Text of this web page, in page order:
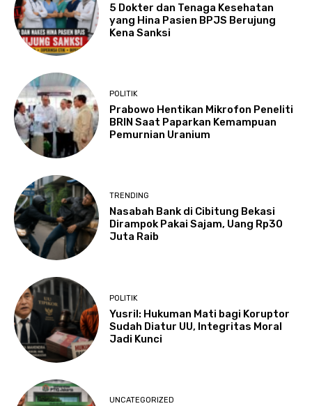
5 Dokter dan Tenaga Kesehatan
yang Hina Pasien BPJS Berujung
Kena Sanksi
POLITIK
Prabowo Hentikan Mikrofon Peneliti
BRIN Saat Paparkan Kemampuan
Pemurnian Uranium
TRENDING
Nasabah Bank di Cibitung Bekasi
Dirampok Pakai Sajam, Uang Rp30
Juta Raib
POLITIK
Yusril: Hukuman Mati bagi Koruptor
Sudah Diatur UU, Integritas Moral
Jadi Kunci
UNCATEGORIZED